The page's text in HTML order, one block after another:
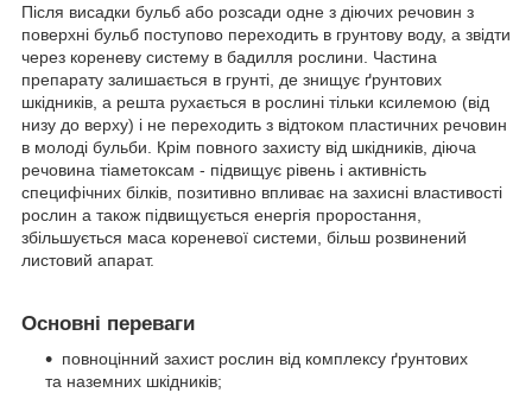
Після висадки бульб або розсади одне з діючих речовин з
поверхні бульб поступово переходить в грунтову воду, а звідти
через кореневу систему в бадилля рослини. Частина
препарату залишається в грунті, де знищує ґрунтових
шкідників, а решта рухається в рослині тільки ксилемою (від
низу до верху) і не переходить з відтоком пластичних речовин
в молоді бульби. Крім повного захисту від шкідників, діюча
речовина тіаметоксам - підвищує рівень і активність
специфічних білків, позитивно впливає на захисні властивості
рослин а також підвищується енергія проростання,
збільшується маса кореневої системи, більш розвинений
листовий апарат.
Основні переваги
повноцінний захист рослин від комплексу ґрунтових
та наземних шкідників;